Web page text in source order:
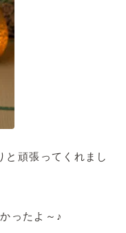
と頑張ってくれまし
ったよ～♪